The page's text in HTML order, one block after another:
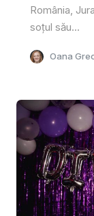
România,
soțul său...
Oana